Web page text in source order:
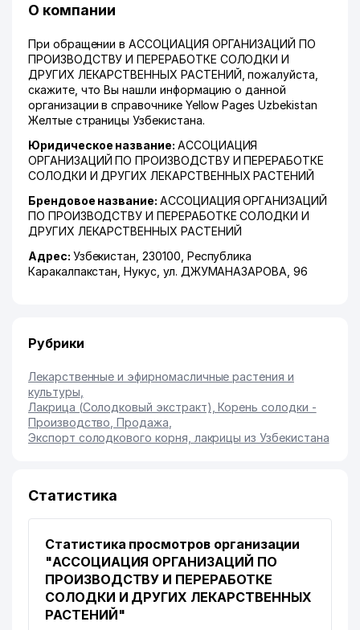
О компании
При обращении в АССОЦИАЦИЯ ОРГАНИЗАЦИЙ ПО
ПРОИЗВОДСТВУ И ПЕРЕРАБОТКЕ СОЛОДКИ И
ДРУГИХ ЛЕКАРСТВЕННЫХ РАСТЕНИЙ, пожалуйста,
скажите, что Вы нашли информацию о данной
организации в справочнике Yellow Pages Uzbekistan
Желтые страницы Узбекистана.
Юридическое название: АССОЦИАЦИЯ
ОРГАНИЗАЦИЙ ПО ПРОИЗВОДСТВУ И ПЕРЕРАБОТКЕ
СОЛОДКИ И ДРУГИХ ЛЕКАРСТВЕННЫХ РАСТЕНИЙ
Брендовое название: АССОЦИАЦИЯ ОРГАНИЗАЦИЙ
ПО ПРОИЗВОДСТВУ И ПЕРЕРАБОТКЕ СОЛОДКИ И
ДРУГИХ ЛЕКАРСТВЕННЫХ РАСТЕНИЙ
Адрес: Узбекистан, 230100, Республика
Каракалпакстан ,Нукус ул. ДЖУМАНАЗАРОВА , 96
Рубрики
Лекарственные и эфирномасличные растения и
культуры
Лакрица (Солодковый экстракт), Корень солодки -
Производство, Продажа
Экспорт солодкового корня, лакрицы из Узбекистана
Статистика
Статистика просмотров организации
"АССОЦИАЦИЯ ОРГАНИЗАЦИЙ ПО
ПРОИЗВОДСТВУ И ПЕРЕРАБОТКЕ
СОЛОДКИ И ДРУГИХ ЛЕКАРСТВЕННЫХ
РАСТЕНИЙ"